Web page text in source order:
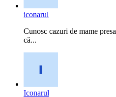
iconarul
Cunosc cazuri de mame
că...
Iconarul